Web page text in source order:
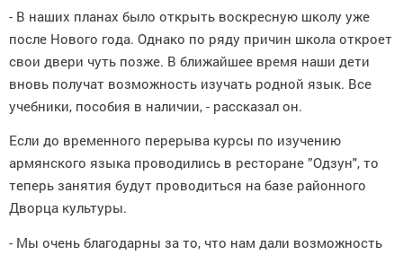
- В наших планах было открыть воскресную школу уже
после Нового года. Однако по ряду причин школа откроет
свои двери чуть позже. В ближайшее время наши дети
вновь получат возможность изучать родной язык. Все
учебники, пособия в наличии, - рассказал он.
Если до временного перерыва курсы по изучению
армянского языка проводились в ресторане ”Одзун", то
теперь занятия будут проводиться на базе районного
Дворца культуры.
- Мы очень благодарны за то, что нам дали возможность